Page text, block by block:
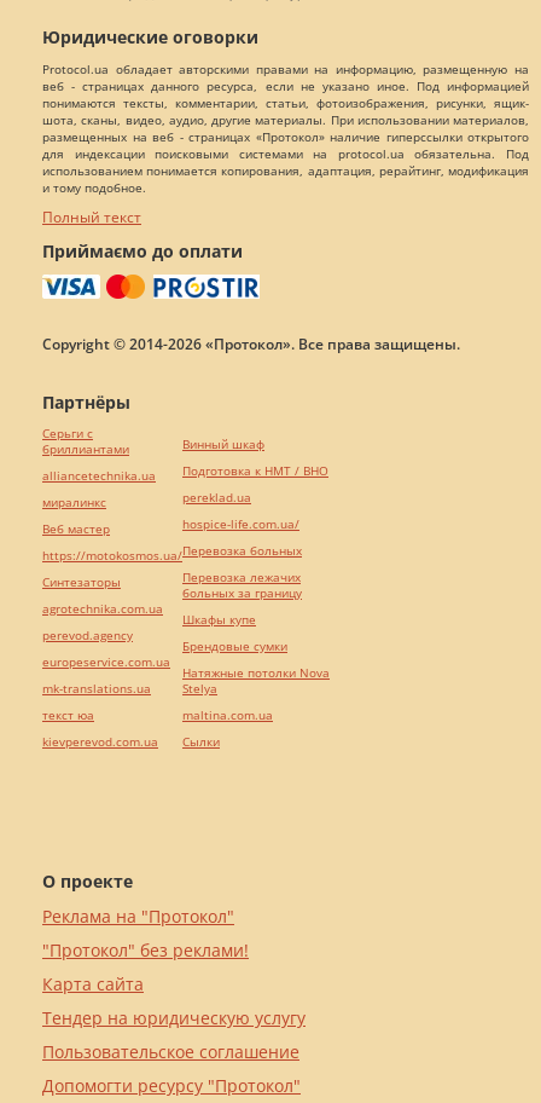
Юридические оговорки
Protocol.ua обладает авторскими правами на информацию, размещенную на
веб - страницах данного ресурса, если не указано иное. Под информацией
понимаются тексты, комментарии, статьи, фотоизображения, рисунки, ящик-
шота, сканы, видео, аудио, другие материалы. При использовании материалов,
размещенных на веб - страницах «Протокол» наличие гиперссылки открытого
для индексации поисковыми системами на protocol.ua обязательна. Под
использованием понимается копирования, адаптация, рерайтинг, модификация
и тому подобное.
Полный текст
Приймаємо до оплати
Copyright © 2014-2026 «Протокол». Все права защищены.
О проекте
Реклама на "Протокол"
"Протокол" без реклами!
Карта сайта
Тендер на юридическую услугу
Пользовательское соглашение
Допомогти ресурсу "Протокол"
Партнёры
Серьги с
бриллиантами
alliancetechnika.ua
миралинкс
Веб мастер
https://motokosmos.ua/
Синтезаторы
agrotechnika.com.ua
perevod.agency
europeservice.com.ua
mk-translations.ua
текст юа
kievperevod.com.ua
Винный шкаф
Подготовка к НМТ / ВНО
pereklad.ua
hospice-life.com.ua/
Перевозка больных
Перевозка лежачих
больных за границу
Шкафы купе
Брендовые сумки
Натяжные потолки Nova
Stelya
maltina.com.ua
Cылки